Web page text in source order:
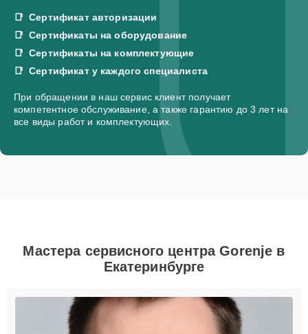
Сертификат авторизации
Сертификаты на оборудование
Сертификаты на комплектующие
Сертификат у каждого специалиста
При обращении в наш сервис клиент получает
компетентное обслуживание, а также гарантию до 3 лет на
все виды работ и комплектующих.
Мастера сервисного центра Gorenje в
Екатеринбурге